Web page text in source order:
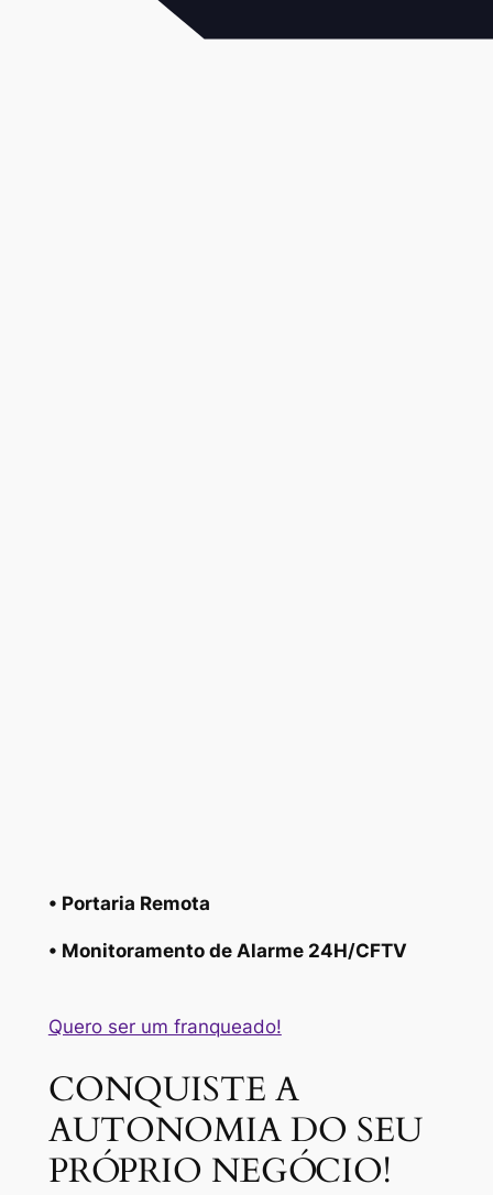
• Portaria Remota
• Monitoramento de Alarme 24H/CFTV
Quero ser um franqueado!
CONQUISTE A
AUTONOMIA DO SEU
PRÓPRIO NEGÓCIO!